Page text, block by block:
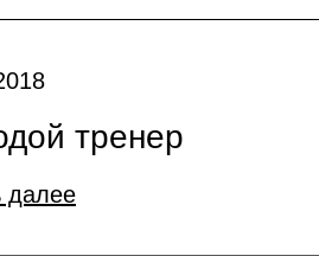
тренер
далее